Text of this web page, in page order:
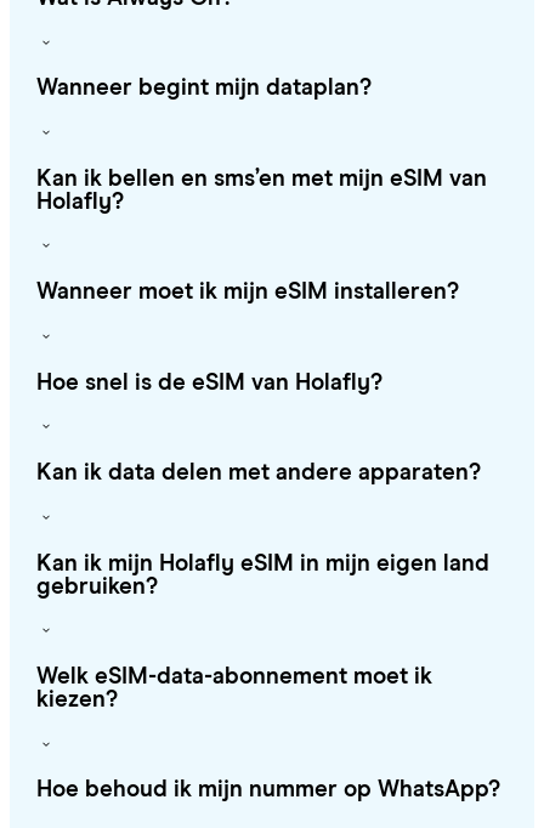
Wanneer begint mijn dataplan?
Kan ik bellen en sms’en met mijn eSIM van
Holafly?
Wanneer moet ik mijn eSIM installeren?
Hoe snel is de eSIM van Holafly?
Kan ik data delen met andere apparaten?
Kan ik mijn Holafly eSIM in mijn eigen land
gebruiken?
Welk eSIM-data-abonnement moet ik
kiezen?
Hoe behoud ik mijn nummer op WhatsApp?